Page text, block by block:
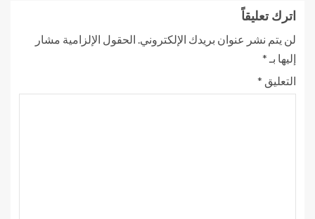
اترك تعليقاً
لن يتم نشر عنوان بريدك الإلكتروني. الحقول الإلزامية مشار
إليها بـ *
التعليق *